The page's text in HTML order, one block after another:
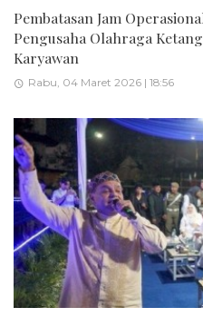
Pembatasan Jam
Pengusaha Olahraga
Karyawan
Rabu, 04 Maret 2026 | 18:56